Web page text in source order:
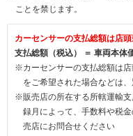
ことを禁じます。
カーセンサーの支払総額は店
支払総額（税込） ＝ 車両本体
※カーセンサーの支払総額は
をご希望された場合などは
※販売店の所在する所轄運輸
録月によって、手数料や税
売店にお問合せください